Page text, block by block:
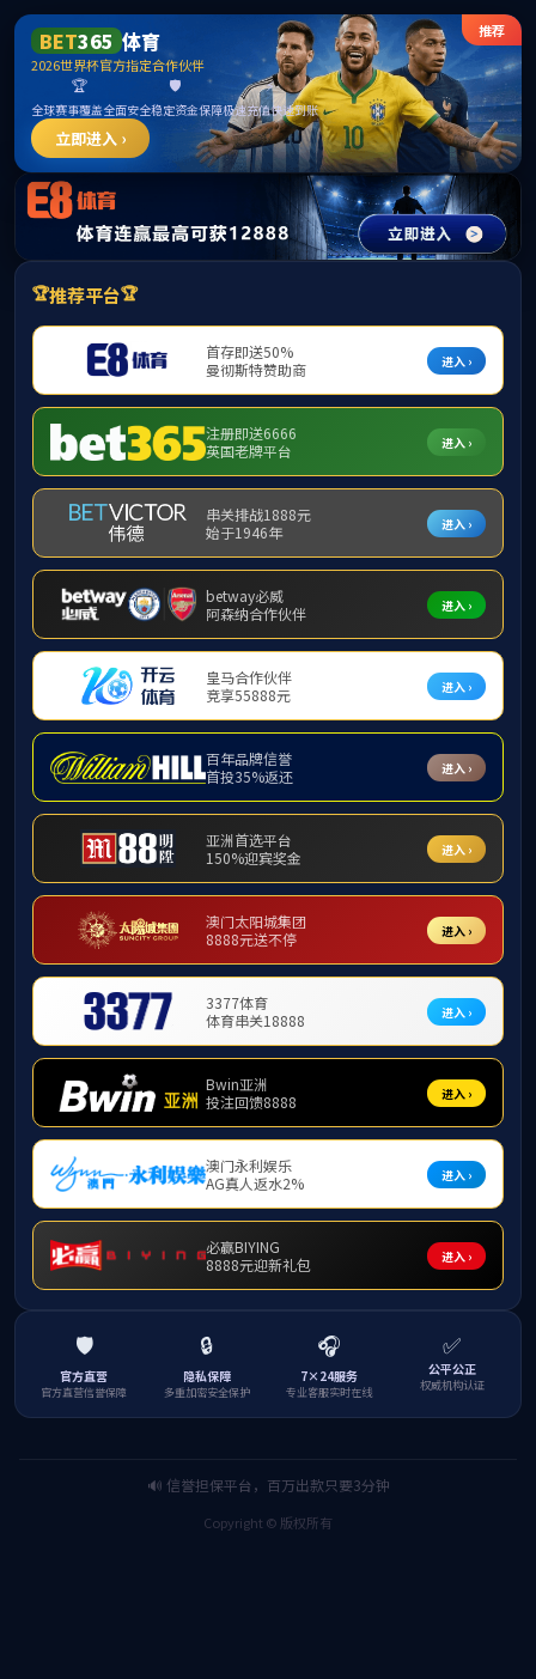
伟德国际(bevictor·1946)源自英国|官方网站
公司概况 团队队伍 党建工作 本科
公司产品
研究方向
招生政策
培养方案
位置：